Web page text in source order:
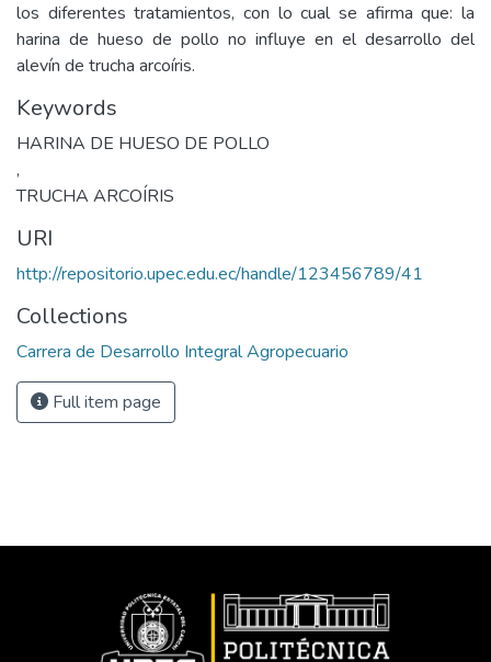
los diferentes tratamientos, con lo cual se afirma que: la
harina de hueso de pollo no influye en el desarrollo del
alevín de trucha arcoíris.
Keywords
HARINA DE HUESO DE POLLO
,
TRUCHA ARCOÍRIS
URI
http://repositorio.upec.edu.ec/handle/123456789/41
Collections
Carrera de Desarrollo Integral Agropecuario
Full item page